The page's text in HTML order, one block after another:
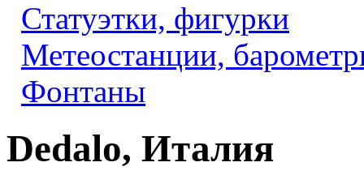
Статуэтки, фигурки
Метеостанции,
Фонтаны
Dedalo, Италия